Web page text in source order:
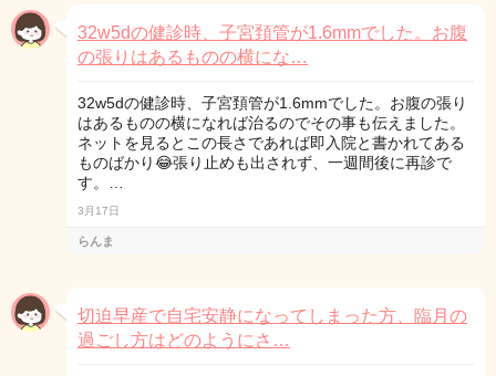
32w5dの健診時、子宮頚管が1.6mmでした。お腹
の張りはあるものの横にな…
32w5dの健診時、子宮頚管が1.6mmでした。お腹の張り
はあるものの横になれば治るのでその事も伝えました。
ネットを見るとこの長さであれば即入院と書かれてある
ものばかり😂張り止めも出されず、一週間後に再診で
す。…
3月17日
らんま
切迫早産で自宅安静になってしまった方、臨月の
過ごし方はどのようにさ…